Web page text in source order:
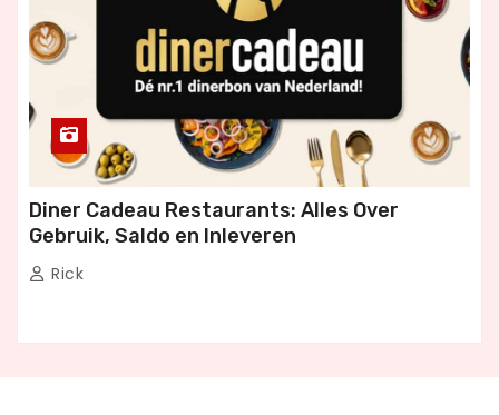
Diner Cadeau Restaurants: Alles Over
Gebruik, Saldo en Inleveren
Rick